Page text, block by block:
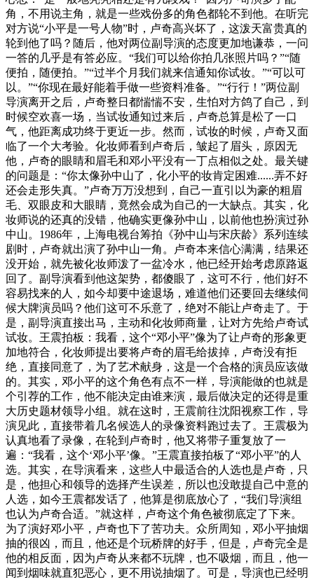
角，不用说主角，就是一些戏份多的角色都轮不到他。在听完
对方说“小平是一号人物”时，卢奇高兴坏了，这泼天富贵真的
轮到他了吗？随后，他对两位副导演的态度更加地谦恭，一问
一答的几乎是有答必应。“我们可以给你拍几张照片吗？”“随
便拍，随便拍。”“过半个月我们就来信通知你试妆。”“可以可
以。”“你现在最好能着手做一些资料准备。”“行行！”两位副
导演离开之后，卢奇整日都惴惴不安，生怕对方鸽了自己，到
时候空欢喜一场，当试妆通知过来后，卢奇总算是松了一口
气，他距离成功终于更近一步。然而，试妆的时候，卢奇又面
临了一个大考验。化妆师看到卢奇后，皱起了眉头，原因无
他，卢奇的眼睛和眉毛和邓小平没有一丁点相似之处。最关键
的问题是：“你太像孙中山了，化小平的妆肯定困难......弄不好
还会走形失真。”卢奇万万没想到，自己一直引以为豪的粗眉
毛、双眼皮和大眼睛，竟然会成为自己的一大缺点。其实，化
妆师说的还真的没错，他确实更像孙中山，以前他也扮演过孙
中山。1986年，上海电视台筹拍《孙中山与宋庆龄》系列连续
剧时，卢奇就出演了孙中山一角。卢奇本来信心满满，结果还
没开始，就先被化妆师泼了一盆冷水，他已经开始考虑原路返
回了。副导演看到他这架势，都傻眼了，这可不行，他们好不
容易找来的人，如今却要中途退场，难道他们还要回去继续伺
候大牌演员吗？他们这可不乐意了，绝对不能让卢奇走了。于
是，副导演直接出马，主动和化妆师商量，让对方先给卢奇试
试妆。王震拍板：我看，这个“邓小平”像为了让卢奇的形象更
加地符合，化妆师提出要将卢奇的眉毛给拔掉，卢奇没有拒
绝，直接同意了，为了艺术献身，这是一个合格的演员应该做
的。其实，邓小平的这个角色有点不一样，导演能做的也就是
个引荐的工作，他不能决定由谁来演，最后做决定的还得是重
大历史题材领导小组。就在这时，王震前往沈阳视察工作，导
演见此，直接带着几名候选人的录像资料跑过去了。王震极为
认真地看了录像，在轮到卢奇时，他又将带子重复放了一
遍：“我看，这个‘邓小平’像。”王震直接拍板了“邓小平”的人
选。其实，在导演看来，这些人中最适合的人选也是卢奇，只
是，他担心和领导的选择产生误差，所以也没敢提自己中意的
人选，如今王震都发话了，他算是彻底放心了，“我们导演组
也认为卢奇合适。”就这样，卢奇这个角色被彻底定了下来。
为了演好邓小平，卢奇也下了苦功夫。众所周知，邓小平抽烟
抽的很凶，而且，他还是个玩桥牌的好手，但是，卢奇完全是
他的相反面，因为卢奇从来都不玩牌，也不吸烟，而且，他一
闻到烟味就直犯恶心，更不用说抽烟了。可是，导演也已经明